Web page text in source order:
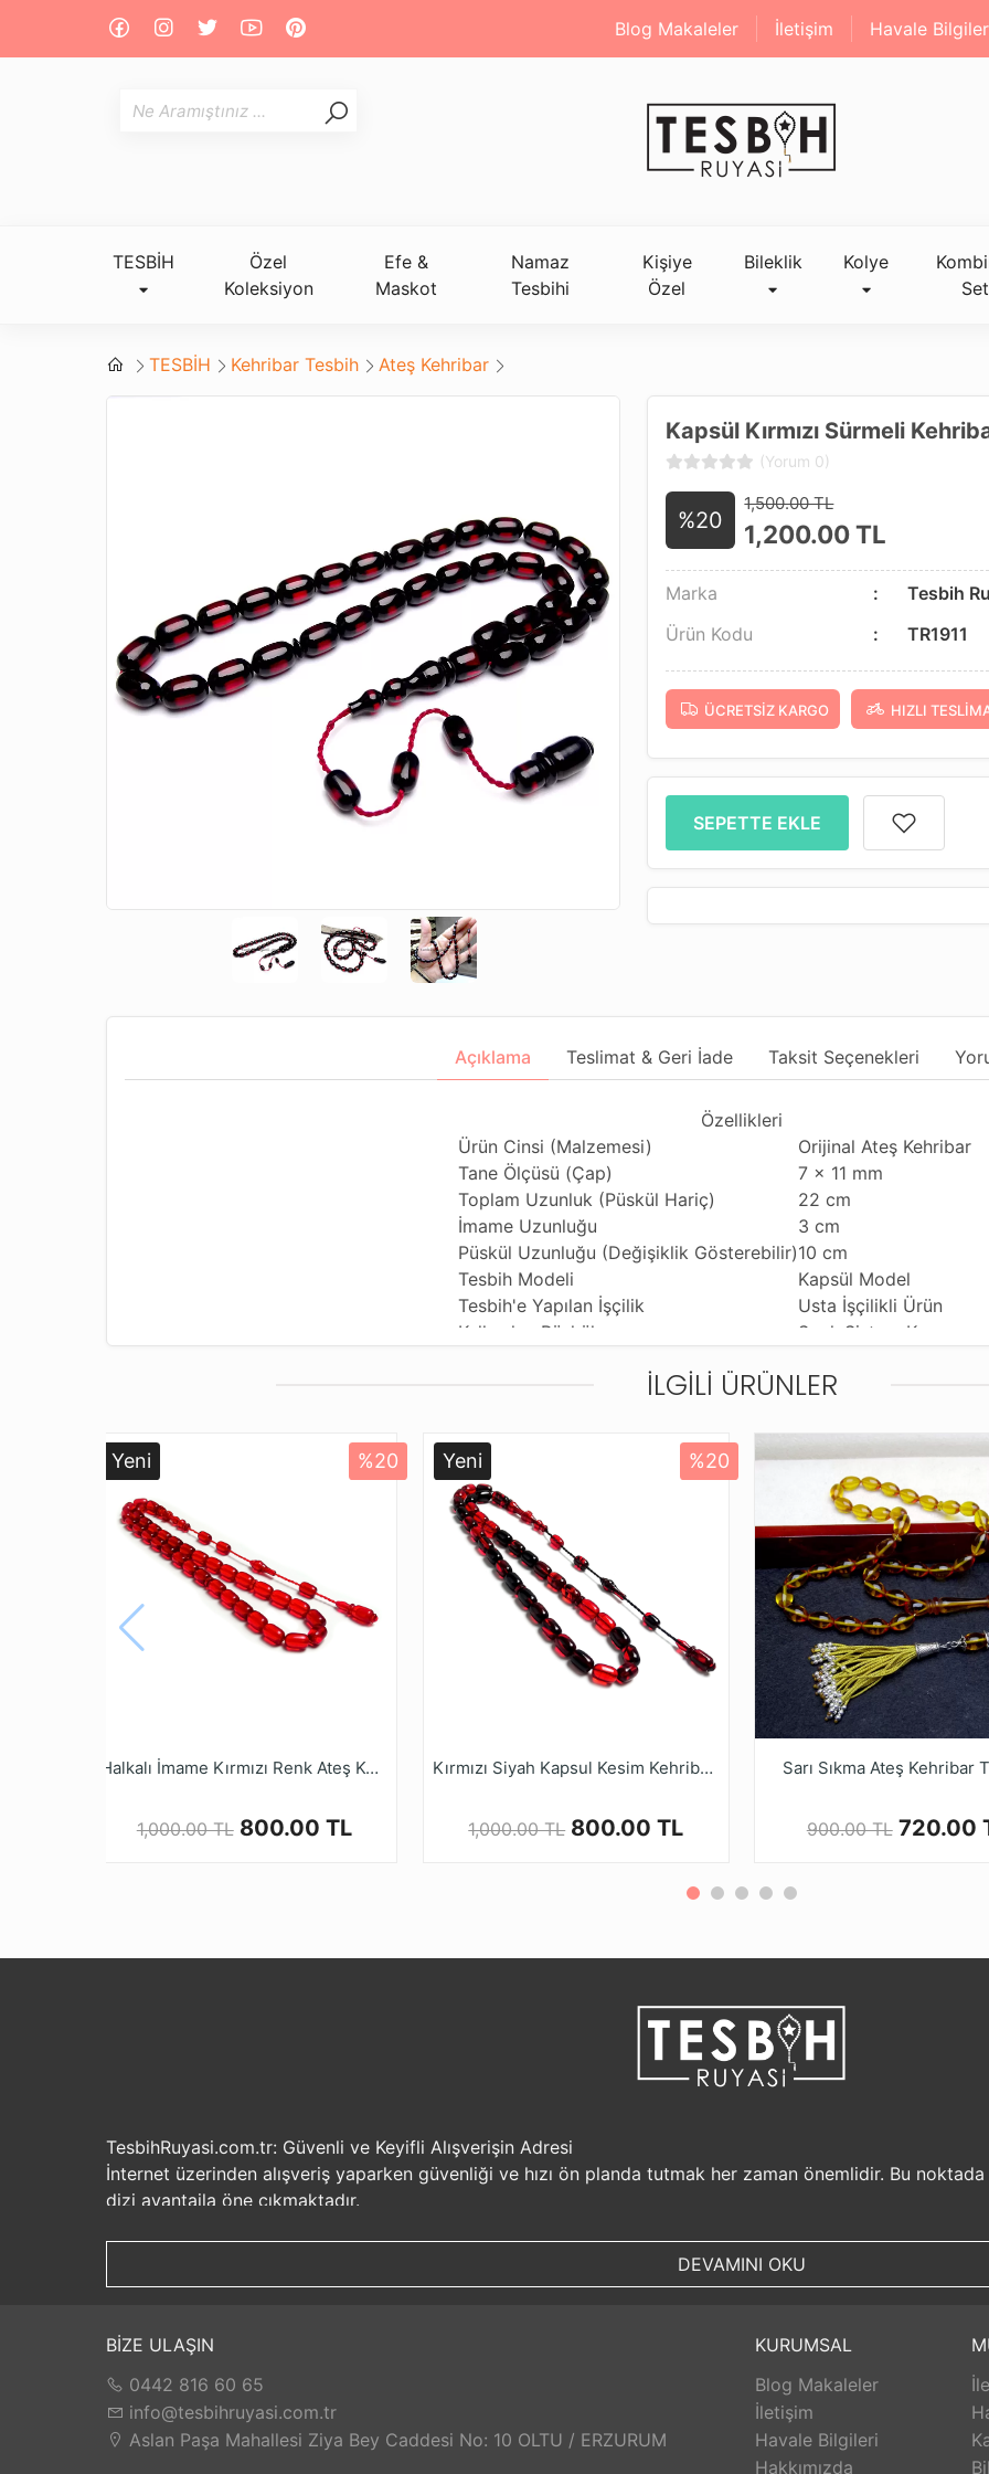
Blog Makaleler İletişim Havale
TESBİH
Özel
Koleksiyon
Efe &
Maskot
Namaz
Tesbihi
Kişiye
Özel
Bileklik Kolye
Set
TESBİH Kehribar Tesbih Ateş Kehribar
Kapsül Kırmızı Sürmeli
(Yorum 0)
%20
1,500.00 TL
1,200.00TL
Marka
Tesbih
Ürün Kodu
TR1911
ÜCRETSIZ KARGO HIZLI
SEPETTE EKLE
Açıklama Teslimat & Geri İade Taksit Seçenekleri
Özellikleri
Ürün Cinsi (Malzemesi)
Orijinal Ateş Kehribar
Tane Ölçüsü (Çap)
7 x 11 mm
Toplam Uzunluk (Püskül Hariç)
22 cm
İmame Uzunluğu
3 cm
Püskül Uzunluğu (Değişiklik Gösterebilir)10 cm
Tesbih Modeli
Kapsül Model
Tesbih'e Yapılan İşçilik
Usta İşçilikli Ürün
Kullanılan Püskül
Sıralı Sistem Kamçı
ÇiftliÇekime Uygun
Paketleme ve Gönderim Şekli
Standart Tesbih
Ürün Açıklaması
* Farklı monitör ve ışık efekti nedeniyle, öğenin gerçek rengi resimlerde gösterilen renkten biraz farklı
* İncelediğiniz YENİ Üretim Sıkma Kehribar Tesbih, Bilinenin aksine kehribar tozundan yapılan bir madde
gibi, günümüz teknolojisiyle özel karışımlarla KEHRİBAR kalitesinde yapılan fabrikasyon malzemedir.
* Tesbih ustalarımızın ellerinde tesbih halini alan bu ürünler, çeşitli renk ve şekillerde tasarlanmaktadır.
mağazamız tesbihruyasi.com.tr de bulabilirsiniz.
* Kehribar Tesbihler kullanımla beraber zamanla renk alamaları ve elde daha güzel bir form
* Kalite ve güvenden ödün vermeyen Tesbih Ruyasi Dijital Mağazamızda Türkiye’nin Tesbih Markası
İLGILI ÜRÜNLER
Yeni %20
Halkalı İmame Kırmızı Renk Ateş Kehribarı Tesbih
1,000.00 TL 800.00 TL
Yeni %20
Kırmızı Siyah Kapsul Kesim Kehribar Tesbih
1,000.00 TL 800.00 TL
Sarı Sıkma Ateş Kehribar
900.00 TL 720.00
TesbihRuyasi.com.tr: Güvenli ve Keyifli Alışverişin Adresi
İnternet üzerinden alışveriş yaparken güvenliği ve hızı ön planda tutmak her zaman önemlidir. Bu
dizi avantajla öne çıkmaktadır.
seçenekleri ile rahatça alışveriş yapabilirsiniz. Sizin için değerli olan bilgilerin güvende olduğunu bilerek,
İade ve Değişim İmkanı: Memnuniyetsizlik durumunda TesbihRuyasi.com.tr,
iade ve değişim imkanı sunar.
değilse, kolayca iade edebilir veya değişim yapabilirsiniz. Bu sayede alışveriş deneyiminizde herhangi
Satış Sonrası Destek: TesbihRuyasi.com.tr, satın aldığınız ürünlerin arkasında durur ve satış sonrası
yaşarsanız veya yardıma ihtiyacınız olursa, müşteri hizmetleri ekibi size yardımcı olacaktır. Bu sayede
TesbihRuyasi.com.tr güvenli, hızlı ve müşteri odaklı bir alışveriş deneyimi sunar. Siz de bu avantajlardan
DEVAMINI OKU
BİZE ULAŞIN
0442 816 60 65
info@tesbihruyasi.com.tr
Aslan Paşa Mahallesi Ziya Bey Caddesi No: 10 OLTU / ERZURUM
KURUMSAL
Blog Makaleler
İletişim
Havale Bilgileri
Hakkımızda